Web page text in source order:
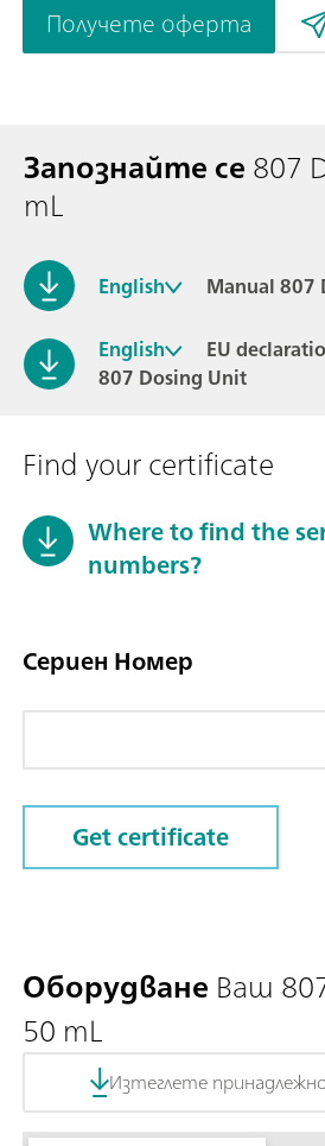
Получете оферта
Запознайте се807
mL
English
Manual 807
English
EU
807 Dosing Unit
Find your certificate
Where to find the
numbers?
Сериен Номер
Get certificate
Оборудване Ваш
50 mL
Изтеглете